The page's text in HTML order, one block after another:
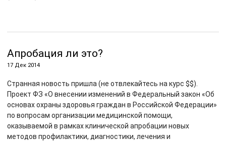
Апробация ли это?
17 Дек 2014
Странная новость пришла (не отвлекайтесь на курс $$).
Проект ФЗ «О внесении изменений в Федеральный закон «Об
основах охраны здоровья граждан в Российской Федерации»
по вопросам организации медицинской помощи,
оказываемой в рамках клинической апробации новых
методов профилактики, диагностики, лечения и